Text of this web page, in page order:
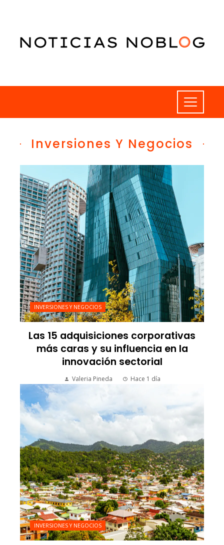
Inversiones Y Negocios
INVERSIONES Y NEGOCIOS
Las 15 adquisiciones corporativas
más caras y su influencia en la
innovación sectorial
Valeria Pineda Hace 1 día
INVERSIONES Y NEGOCIOS